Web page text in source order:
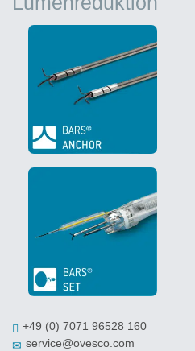
+49 (0) 7071 96528 160
service@ovesco.com